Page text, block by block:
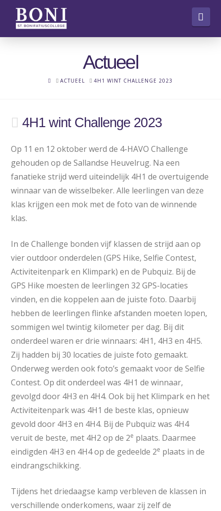
Actueel
HOME
ACTUEEL 4H1 WINT CHALLENGE 2023
4H1 wint Challenge 2023
Op 11 en 12 oktober werd de 4-HAVO Challenge
gehouden op de Sallandse Heuvelrug. Na een
fanatieke strijd werd uiteindelijk 4H1 de overtuigende
winnaar van de wisselbeker. Alle leerlingen van deze
klas krijgen een mok met de foto van de winnende
klas.
In de Challenge bonden vijf klassen de strijd aan op
vier outdoor onderdelen (GPS Hike, Selfie Contest,
Activiteitenpark en Klimpark) en de Pubquiz. Bij de
GPS Hike moesten de leerlingen 32 GPS-locaties
vinden, en die koppelen aan de juiste foto. Daarbij
hebben de leerlingen flinke afstanden moeten lopen,
sommigen wel twintig kilometer per dag. Bij dit
onderdeel waren er drie winnaars: 4H1, 4H3 en 4H5.
Zij hadden bij 30 locaties de juiste foto gemaakt.
Onderweg werden ook foto’s gemaakt voor de Selfie
Contest. Op dit onderdeel was 4H1 de winnaar,
gevolgd door 4H3 en 4H4. Ook bij het Klimpark en het
Activiteitenpark was 4H1 de beste klas, opnieuw
gevold door 4H3 en 4H4. Bij de Pubquiz was 4H4
veruit de beste, met 4H2 op de 2e plaats. Daarmee
eindigden 4H3 en 4H4 op de gedeelde 2e plaats in de
eindrangschikking.
Tijdens het driedaagse kamp verbleven de klassen in
verschillende onderkomens, waar zij zelf de